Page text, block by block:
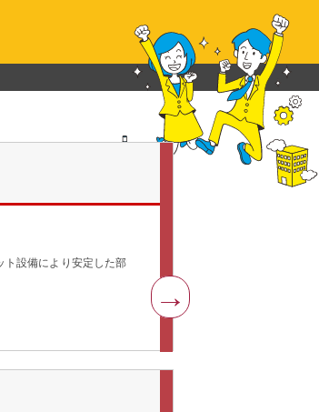
ト設備により安定した部